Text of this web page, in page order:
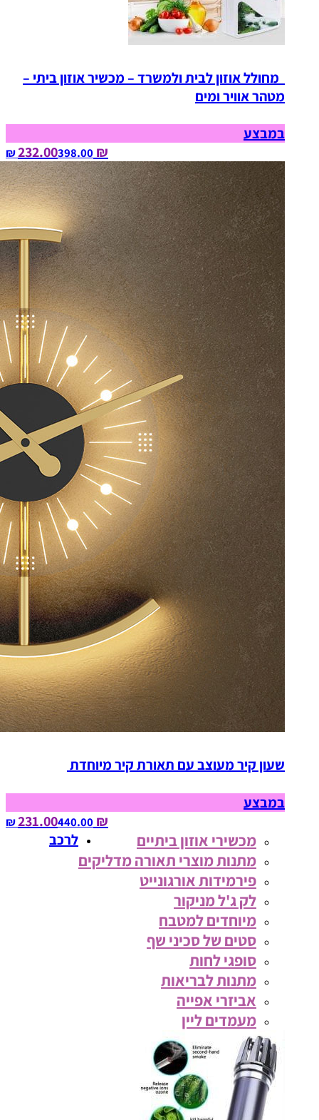
מחולל אוזון לבית ולמשרד – מכשיר אוזון ביתי –
מטהר אוויר ומים
במבצע
₪ 232.00
398.00‏ ₪
שעון קיר מעוצב עם תאורת קיר מיוחדת
במבצע
₪ 231.00
440.00‏ ₪
מכשירי אוזון ביתיים
מתנות מוצרי תאורה מדליקים
פירמידות אורגונייט
לק ג'ל מניקור
מיוחדים למטבח
סטים של סכיני שף
סופגי לחות
מתנות לבריאות
אביזרי אפייה
מעמדים ליין
לרכב